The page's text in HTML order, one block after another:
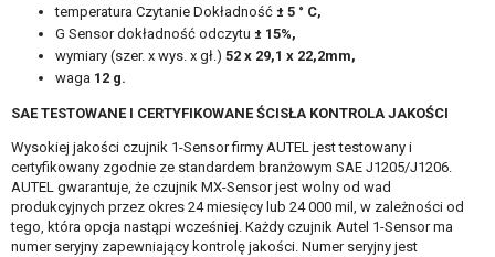
temperatura Czytanie Dokładność ± 5 ° C,
G Sensor dokładność odczytu ± 15%,
wymiary (szer. x wys. x gł.) 52 x 29,1 x 22,2mm,
waga 12 g.
SAE TESTOWANE I CERTYFIKOWANE ŚCISŁA KONTROLA JAKOŚCI
Wysokiej jakości czujnik 1-Sensor firmy AUTEL jest testowany i
certyfikowany zgodnie ze standardem branżowym SAE J1205/J1206.
AUTEL gwarantuje, że czujnik MX-Sensor jest wolny od wad
produkcyjnych przez okres 24 miesięcy lub 24 000 mil, w zależności od
tego, która opcja nastąpi wcześniej. Każdy czujnik Autel 1-Sensor ma
numer seryjny zapewniający kontrolę jakości. Numer seryjny jest